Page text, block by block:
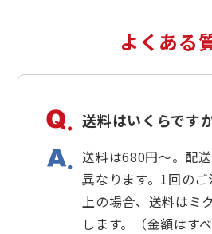
よくある
送料はいくらです
送料は680円～。配
異なります。1回の
上の場合、送料はミ
します。（金額はすべ